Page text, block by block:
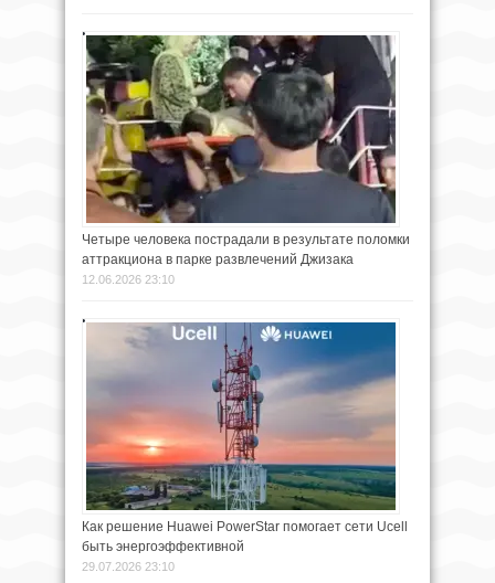
Четыре человека пострадали в результате поломки
аттракциона в парке развлечений Джизака
12.06.2026 23:10
Как решение Huawei PowerStar помогает сети Ucell
быть энергоэффективной
29.07.2026 23:10